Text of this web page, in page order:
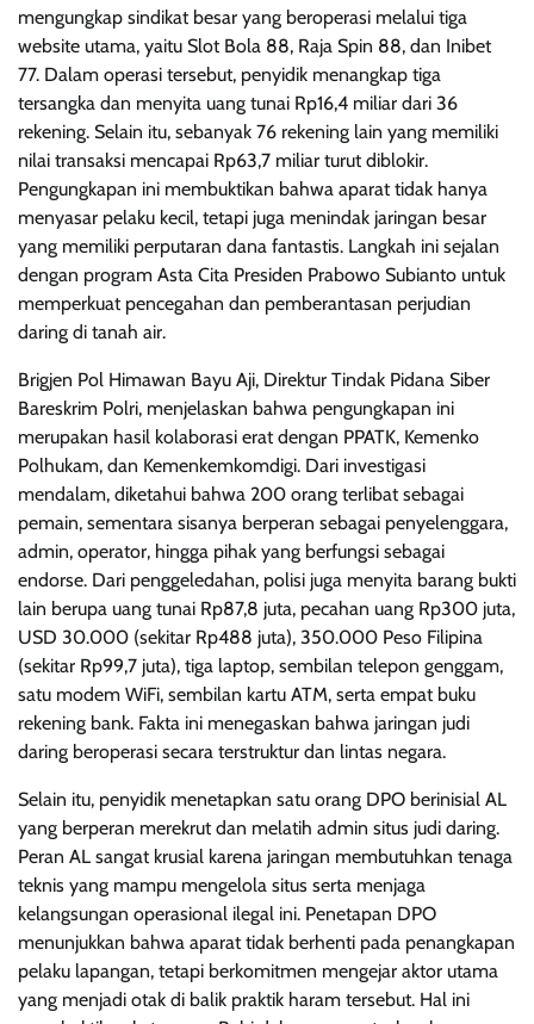
mengungkap sindikat besar yang beroperasi melalui tiga
website utama, yaitu Slot Bola 88, Raja Spin 88, dan Inibet
77. Dalam operasi tersebut, penyidik menangkap tiga
tersangka dan menyita uang tunai Rp16,4 miliar dari 36
rekening. Selain itu, sebanyak 76 rekening lain yang memiliki
nilai transaksi mencapai Rp63,7 miliar turut diblokir.
Pengungkapan ini membuktikan bahwa aparat tidak hanya
menyasar pelaku kecil, tetapi juga menindak jaringan besar
yang memiliki perputaran dana fantastis. Langkah ini sejalan
dengan program Asta Cita Presiden Prabowo Subianto untuk
memperkuat pencegahan dan pemberantasan perjudian
daring di tanah air.
Brigjen Pol Himawan Bayu Aji, Direktur Tindak Pidana Siber
Bareskrim Polri, menjelaskan bahwa pengungkapan ini
merupakan hasil kolaborasi erat dengan PPATK, Kemenko
Polhukam, dan Kemenkemkomdigi. Dari investigasi
mendalam, diketahui bahwa 200 orang terlibat sebagai
pemain, sementara sisanya berperan sebagai penyelenggara,
admin, operator, hingga pihak yang berfungsi sebagai
endorse. Dari penggeledahan, polisi juga menyita barang bukti
lain berupa uang tunai Rp87,8 juta, pecahan uang Rp300 juta,
USD 30.000 (sekitar Rp488 juta), 350.000 Peso Filipina
(sekitar Rp99,7 juta), tiga laptop, sembilan telepon genggam,
satu modem WiFi, sembilan kartu ATM, serta empat buku
rekening bank. Fakta ini menegaskan bahwa jaringan judi
daring beroperasi secara terstruktur dan lintas negara.
Selain itu, penyidik menetapkan satu orang DPO berinisial AL
yang berperan merekrut dan melatih admin situs judi daring.
Peran AL sangat krusial karena jaringan membutuhkan tenaga
teknis yang mampu mengelola situs serta menjaga
kelangsungan operasional ilegal ini. Penetapan DPO
menunjukkan bahwa aparat tidak berhenti pada penangkapan
pelaku lapangan, tetapi berkomitmen mengejar aktor utama
yang menjadi otak di balik praktik haram tersebut. Hal ini